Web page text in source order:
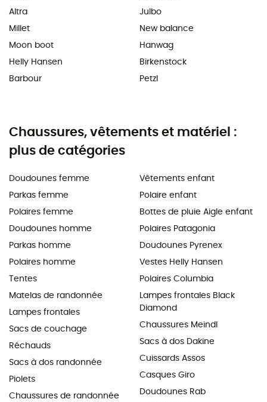
Altra
Millet
Moon boot
Helly Hansen
Barbour
Julbo
New balance
Hanwag
Birkenstock
Petzl
Chaussures, vêtements et matériel :
plus de catégories
Doudounes femme
Parkas femme
Polaires femme
Doudounes homme
Parkas homme
Polaires homme
Tentes
Matelas de randonnée
Lampes frontales
Sacs de couchage
Réchauds
Sacs à dos randonnée
Piolets
Chaussures de randonnée
Vêtements enfant
Polaire enfant
Bottes de pluie Aigle enfant
Polaires Patagonia
Doudounes Pyrenex
Vestes Helly Hansen
Polaires Columbia
Lampes frontales Black
Diamond
Chaussures Meindl
Sacs à dos Dakine
Cuissards Assos
Casques Giro
Doudounes Rab